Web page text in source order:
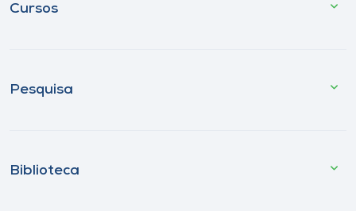
Cursos
Pesquisa
Biblioteca